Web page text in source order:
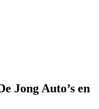
Jong Auto’s en